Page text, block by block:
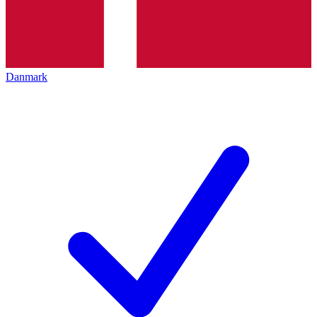
Danmark